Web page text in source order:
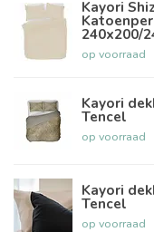
Kayori
240x200/
op voorraad
Kayori
Tencel
op voorraad
Kayori
Tencel
op voorraad